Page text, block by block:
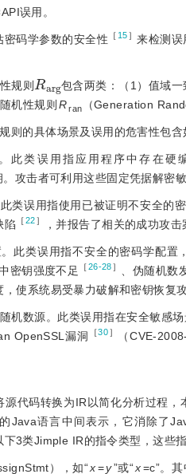
误用。
码学参数的安全性 ［ 15］ 来检测误
规则
R g
包含两类：（1）值域一
机性规则 Rran （Generation
则的具体场景及误用的危害性包含
此类误用指应用程序中存在硬
攻击者可利用这些固定凭据解密
此类误用指使用已被证明不安全
陷
［22］ ，并报告了相关的成功攻击
。此类误用指不安全的密码学配
密钥强度不足 ［26-28］ 、伪随机
使系统易受暴力破解和密钥恢复
随机数源。此类误用指在安全敏
OpenSSL漏洞
［30］ （CVE-
源代码转换为IR以简化分析过程，
Java语言中间表示，它消除了
3类Jimple IR的指令类型，这些
），如“ x=y”或“ x=c”。其